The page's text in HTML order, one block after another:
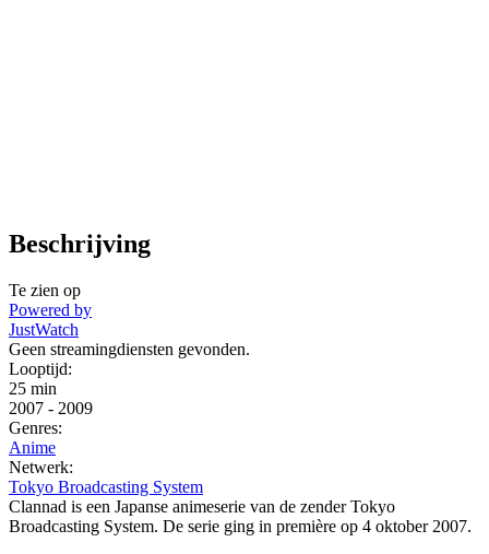
Beschrijving
Te zien op
Powered by
JustWatch
Geen streamingdiensten gevonden.
Looptijd:
25 min
2007 - 2009
Genres:
Anime
Netwerk:
Tokyo Broadcasting System
Clannad is een Japanse animeserie van de zender Tokyo
Broadcasting System. De serie ging in première op 4 oktober 2007.